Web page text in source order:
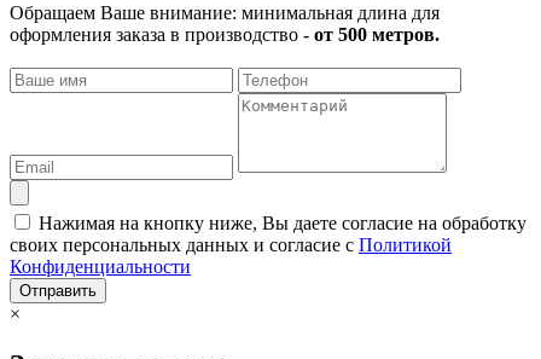
Обращаем Ваше внимание: минимальная длина для
оформления заказа в производство - от 500 метров.
Нажимая на кнопку ниже, Вы даете согласие на обработку
своих персональных данных и согласие с Политикой
Конфиденциальности
Отправить
×